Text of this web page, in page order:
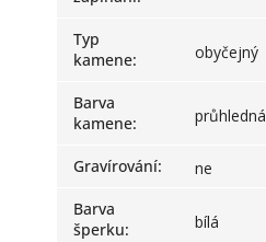
Typ
kamene: obyčejný
Barva
kamene: průhledná
Gravírování:
ne
Barva
šperku: bílá